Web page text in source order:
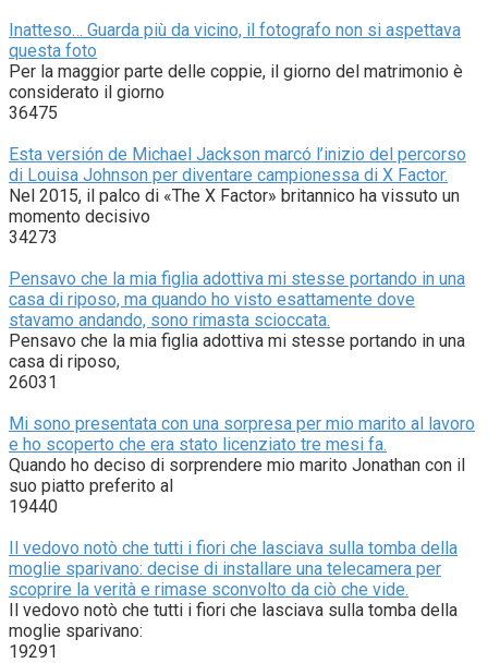
Inatteso… Guarda più da vicino, il fotografo non si aspettava
questa foto
Per la maggior parte delle coppie, il giorno del matrimonio è
considerato il giorno
36475
Esta versión de Michael Jackson marcó l’inizio del percorso
di Louisa Johnson per diventare campionessa di X Factor.
Nel 2015, il palco di «The X Factor» britannico ha vissuto un
momento decisivo
34273
Pensavo che la mia figlia adottiva mi stesse portando in una
casa di riposo, ma quando ho visto esattamente dove
stavamo andando, sono rimasta scioccata.
Pensavo che la mia figlia adottiva mi stesse portando in una
casa di riposo,
26031
Mi sono presentata con una sorpresa per mio marito al lavoro
e ho scoperto che era stato licenziato tre mesi fa.
Quando ho deciso di sorprendere mio marito Jonathan con il
suo piatto preferito al
19440
Il vedovo notò che tutti i fiori che lasciava sulla tomba della
moglie sparivano: decise di installare una telecamera per
scoprire la verità e rimase sconvolto da ciò che vide.
Il vedovo notò che tutti i fiori che lasciava sulla tomba della
moglie sparivano:
19291